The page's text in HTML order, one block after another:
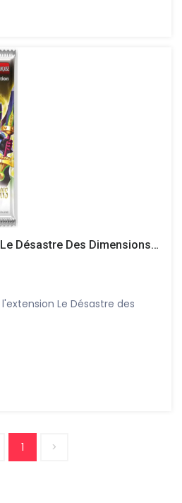
YU-GI-OH! JCC – BST Le Désastre Des Dimensions : Booster
Le Désastre des
1 >